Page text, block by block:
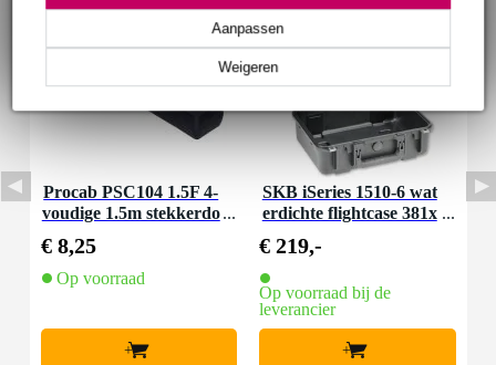
Weigeren
Aanpassen
Procab PSC104 1.5F 4-
voudige 1.5m stekkerdo
€ 8,25
Op voorraad
+
SKB iSeries 1510-6 wat
erdichte flightcase 381x
€ 219,-
Op voorraad bij de
leverancier
+